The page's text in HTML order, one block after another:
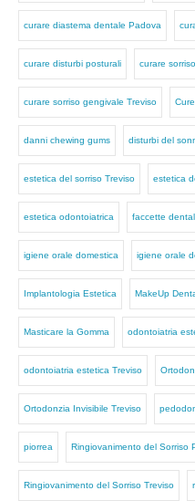
curare diastema dentale Padova
curare disturbi posturali curare
curare sorriso gengivale Treviso
danni chewing gums disturbi del
estetica del sorriso Treviso estetica
estetica odontoiatrica faccette
igiene orale domestica igiene orale
Implantologia Estetica MakeUp
Masticare la Gomma odontoiatria
odontoiatria estetica Treviso
Ortodonzia Invisibile Treviso
piorrea Ringiovanimento del Sorriso
Ringiovanimento del Sorriso Treviso